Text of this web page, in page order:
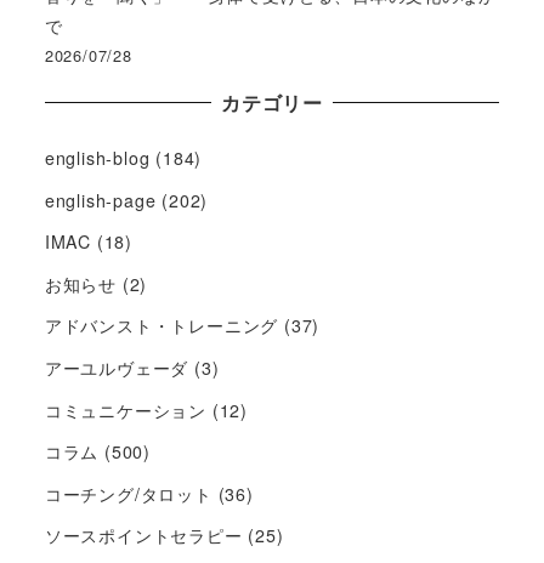
で
2026/07/28
カテゴリー
english-blog (184)
english-page (202)
IMAC (18)
お知らせ (2)
アドバンスト・トレーニング (37)
アーユルヴェーダ (3)
コミュニケーション (12)
コラム (500)
コーチング/タロット (36)
ソースポイントセラピー (25)